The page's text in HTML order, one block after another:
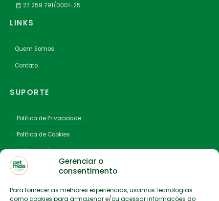
Gerenciar o
consentimento
Para fornecer as melhores experiências, usamos tecnologias
como cookies para armazenar e/ou acessar informações do
27.259.791/0001-25
LINKS
Quem Somos
Contato
SUPORTE
Política de Privacidade
Política de Cookies
Política de Envio